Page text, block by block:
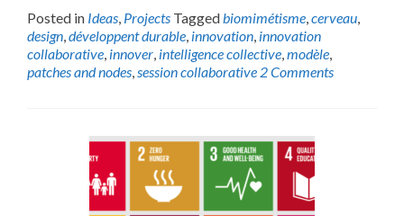
Posted in Ideas, Projects Taggedbiomimétisme,cerveau,
design,développent durable, innovation, innovation
collaborative, innover, intelligence collective,modèle,
patches and nodes,session collaborative 2 Comments